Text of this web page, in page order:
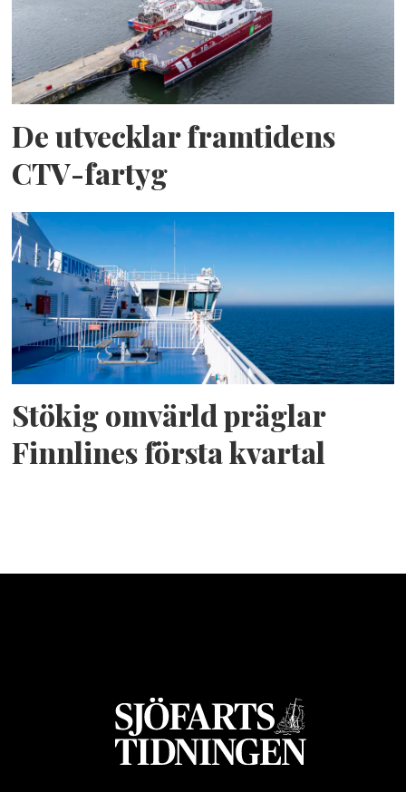
De utvecklar framtidens
CTV-fartyg
Stökig omvärld präglar
Finnlines första kvartal